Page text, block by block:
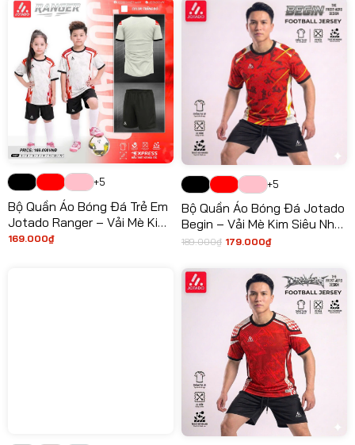
189.000₫.
+5
Bộ Quần Áo Bóng Đá Trẻ Em
Jotado Ranger – Vải Mè Kim
Siêu Mát, Co Giãn 4 Chiều,
169.000₫
+5
Bộ Quần Áo Bóng Đá Jotado
Begin – Vải Mè Kim Siêu Nhẹ,
Thiết Kế Trẻ Trung, Khởi Đầu
189.000₫
Giá
189.000₫.
179.000₫
Giá
là:
179.000₫.